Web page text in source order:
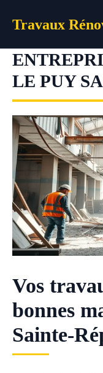
Travaux
LE PUY
Vos
bonnes
Sainte-